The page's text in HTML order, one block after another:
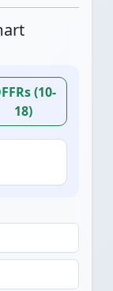
(10-
18)